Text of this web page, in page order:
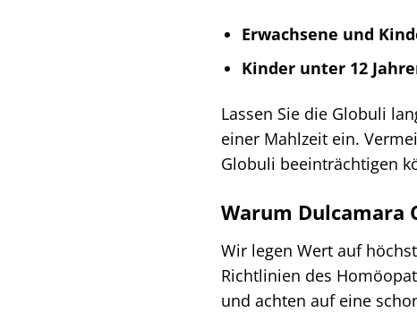
Erwachsene und
Kinder unter 12
Lassen Sie die Globuli
einer Mahlzeit ein.
Globuli beeinträchtigen
Warum Dulcamara
Wir legen Wert auf
Richtlinien des
und achten auf eine